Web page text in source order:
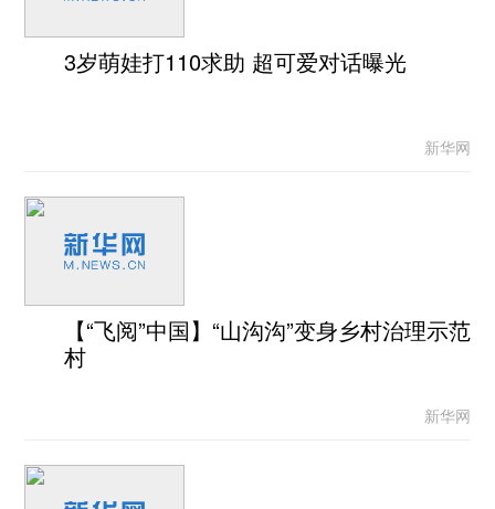
3岁萌娃打110求助 超可爱对话曝光
新华网
【“飞阅”中国】“山沟沟”变身乡村治理示范
村
新华网